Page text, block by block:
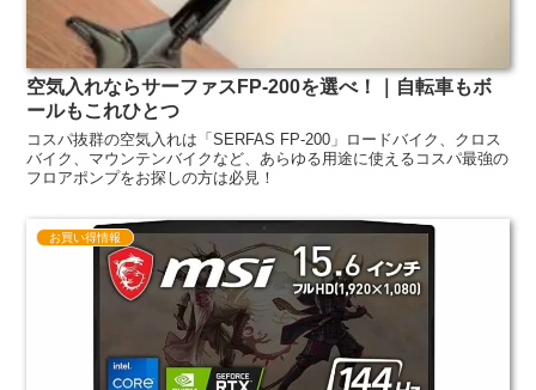
空気入れならサーファスFP-200を選べ！｜自転車もボ
ールもこれひとつ
コスパ抜群の空気入れは「SERFAS FP-200」ロードバイク、クロス
バイク、マウンテンバイクなど、あらゆる用途に使えるコスパ最強の
フロアポンプをお探しの方は必見！
お買い得情報